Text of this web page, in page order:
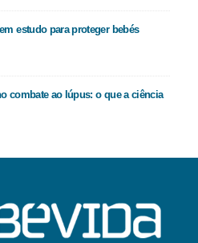
estudo para proteger bebés
combate ao lúpus: o que a ciência